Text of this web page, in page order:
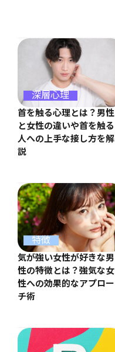
深層心理
首を触る心理とは？男性
と女性の違いや首を触る
人への上手な接し方を解
説
特徴
気が強い女性が好きな男
性の特徴とは？強気な女
性への効果的なアプロー
チ術